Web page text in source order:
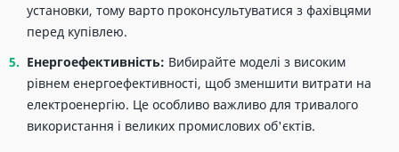
установки, тому варто проконсультуватися з фахівцями
перед купівлею.
Енергоефективність: Вибирайте моделі з високим
рівнем енергоефективності, щоб зменшити витрати на
електроенергію. Це особливо важливо для тривалого
використання і великих промислових об'єктів.